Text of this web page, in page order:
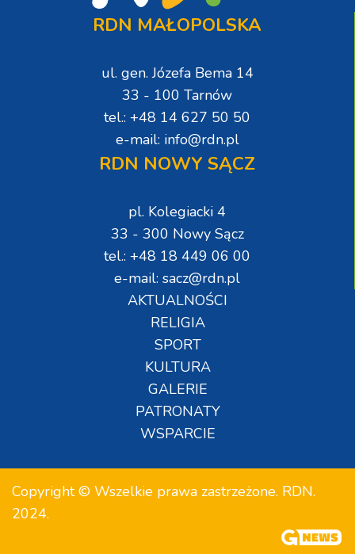
RDN MAŁOPOLSKA
ul. gen. Józefa Bema 14
33 - 100 Tarnów
tel.: +48 14 627 50 50
e-mail: info@rdn.pl
RDN NOWY SĄCZ
pl. Kolegiacki 4
33 - 300 Nowy Sącz
tel.: +48 18 449 06 00
e-mail: sacz@rdn.pl
AKTUALNOŚCI
RELIGIA
SPORT
KULTURA
GALERIE
PATRONATY
WSPARCIE
Copyright © Wszelkie prawa zastrzeżone. RDN.
2024.